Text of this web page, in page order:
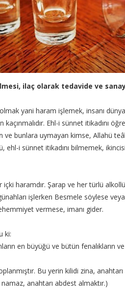
ilaç olarak tedavide ve
yani haram işlemek, insanı
Ehl-i sünnet itikadını
ve bunlara uymayan kimse, Allahü
ehl-i sünnet itikadını bilmemek,
haramdır. Şarap ve her türlü
işlerken Besmele söylese
vermese, imanı gider.
ki:
en büyüğü ve bütün fenalıkların ve
Bu yerin kilidi zina,
anahtarı abdest almaktır.)